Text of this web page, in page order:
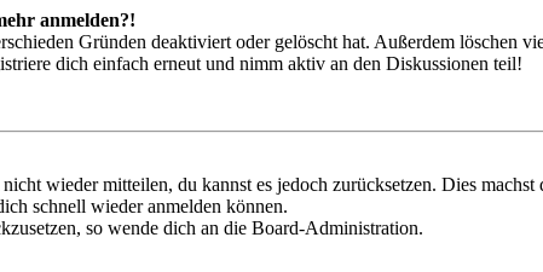
anmelden?!
Gründen deaktiviert oder gelöscht hat. Außerdem löschen
dich einfach erneut und nimm aktiv an den Diskussionen teil!
wieder mitteilen, du kannst es jedoch zurücksetzen. Dies
schnell wieder anmelden können.
so wende dich an die Board-Administration.